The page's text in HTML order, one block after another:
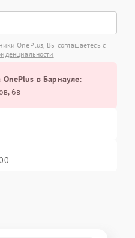
OnePlus, Вы соглашаетесь с
OnePlus в Барнауле:
6в